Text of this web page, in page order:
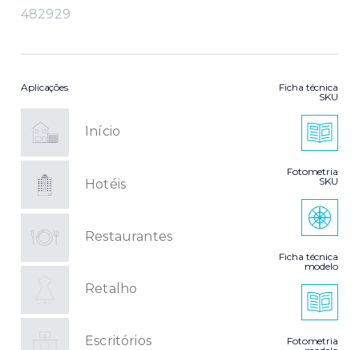
482929
Aplicações
Início
Hotéis
Restaurantes
Retalho
Escritórios
Ficha técnica
SKU
Fotometria
SKU
Ficha técnica
modelo
Fotometria